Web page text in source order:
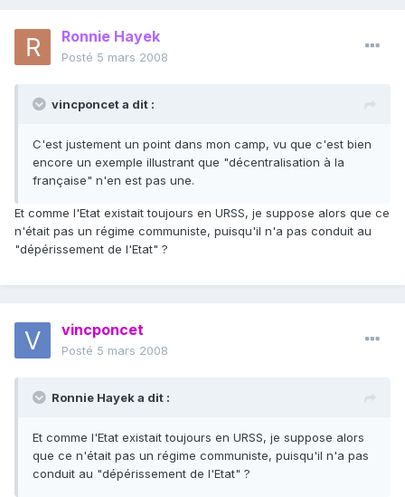
Ronnie Hayek
Posté 5 mars 2008
vincponcet a dit :
C'est justement un point dans mon camp, vu que c'est bien
encore un exemple illustrant que "décentralisation à la
française" n'en est pas une.
Et comme l'Etat existait toujours en URSS, je suppose alors que ce
n'était pas un régime communiste, puisqu'il n'a pas conduit au
"dépérissement de l'Etat" ?
vincponcet
Posté 5 mars 2008
Ronnie Hayek a dit :
Et comme l'Etat existait toujours en URSS, je suppose alors
que ce n'était pas un régime communiste, puisqu'il n'a pas
conduit au "dépérissement de l'Etat" ?